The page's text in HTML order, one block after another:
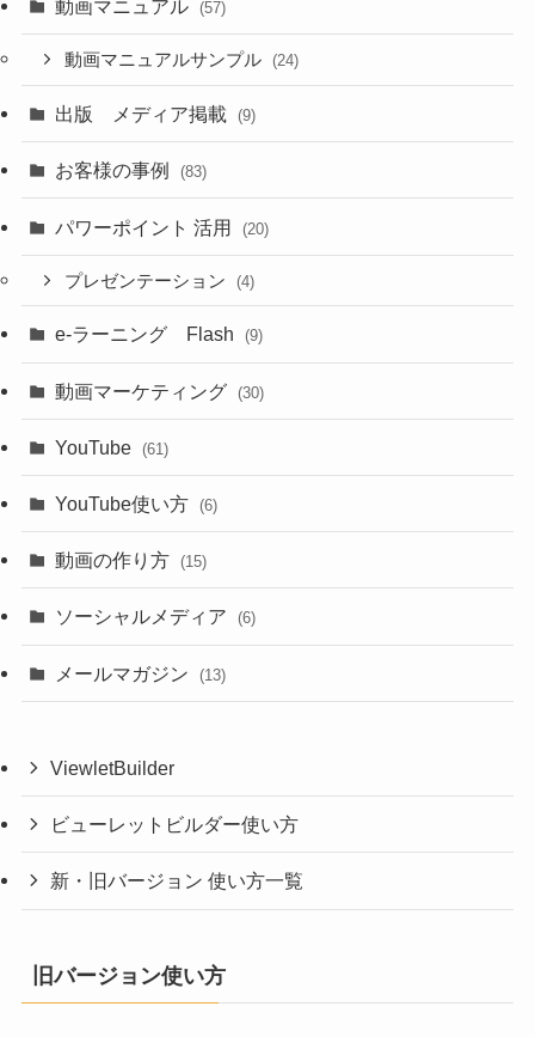
動画マニュアル (57)
動画マニュアルサンプル (24)
出版 メディア掲載 (9)
お客様の事例 (83)
パワーポイント 活用 (20)
プレゼンテーション (4)
e-ラーニング Flash (9)
動画マーケティング (30)
YouTube (61)
YouTube使い方 (6)
動画の作り方 (15)
ソーシャルメディア (6)
メールマガジン (13)
ViewletBuilder
ビューレットビルダー使い方
新・旧バージョン 使い方一覧
旧バージョン使い方